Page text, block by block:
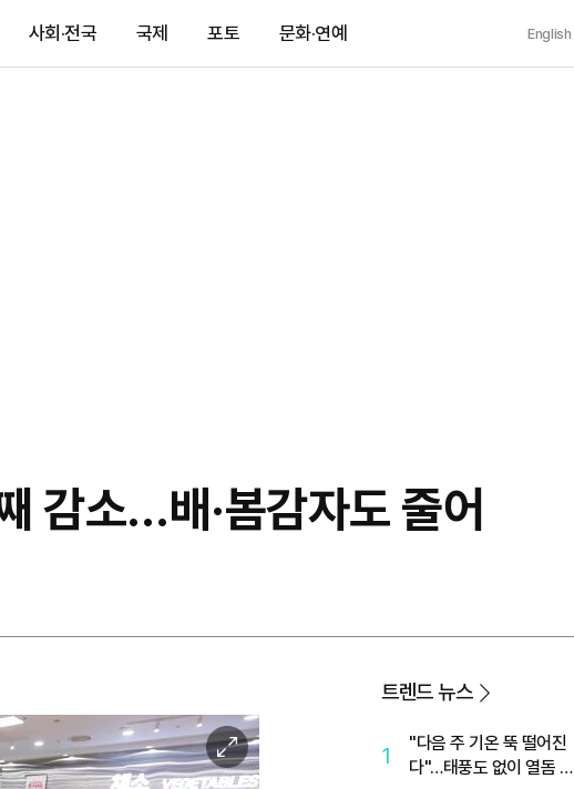
사회·전국 국제 포토 문화·연예 English
감소…배·봄감자도 줄어
이
미
트렌드 뉴스
1
"다음 주 기온 뚝 떨어진
다"…태풍도 없이 열돔 박